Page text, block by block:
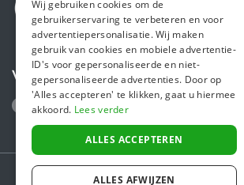
Volg ons
Secure payments powered by
ENGLISH
Wij gebruiken cookies om de
gebruikerservaring te verbeteren en voor
advertentiepersonalisatie. Wij maken
gebruik van cookies en mobiele advertentie-
ID's voor gepersonaliseerde en niet-
gepersonaliseerde advertenties. Door op
'Alles accepteren' te klikken, gaat u hiermee
akkoord. Lees verder
ALLES ACCEPTEREN
ALLES AFWIJZEN